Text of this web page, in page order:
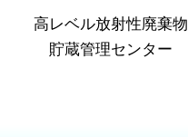
高レベル放射性廃棄物
貯蔵管理センター